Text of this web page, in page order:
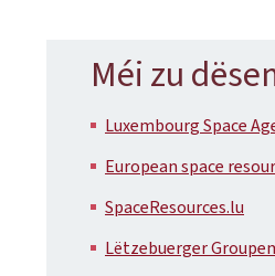
Méi zu
Luxembourg Space
European space
SpaceResources.lu
Lëtzebuerger